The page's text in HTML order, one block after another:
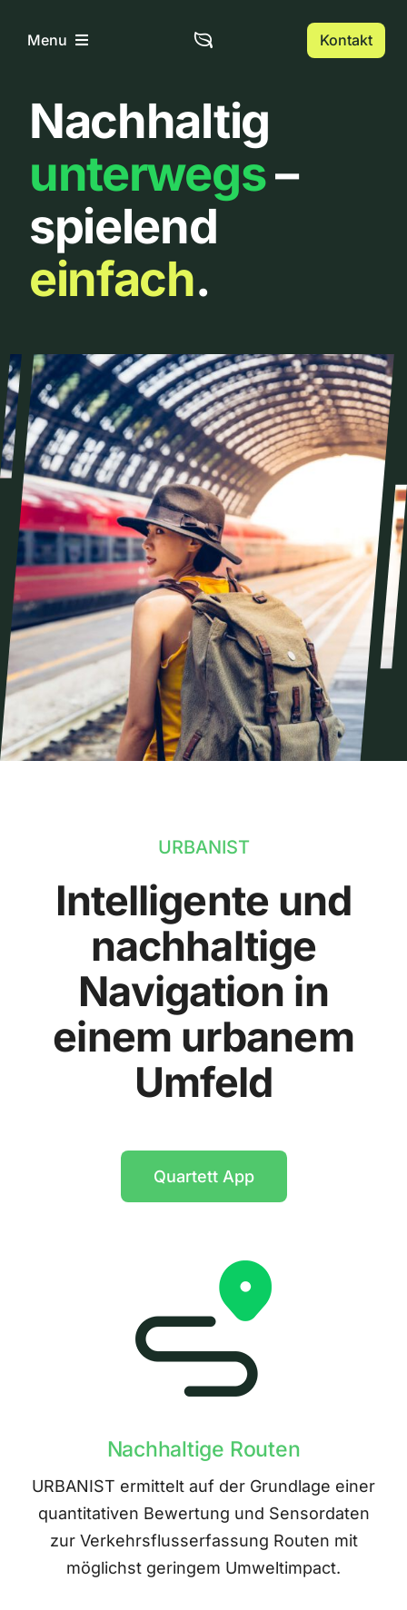
InhaltMenu
Home
Über uns
Urbanlist
Kontakt
Nachhaltig
unterwegs–
spielend
einfach.
URBANIST
Intelligente und
nachhaltige
Navigation in
einem urbanem
Umfeld
Quartett App
Nachhaltige Routen
URBANIST ermittelt auf der Grundlage einer
quantitativen Bewertung und Sensordaten
zur Verkehrsflusserfassung Routen mit
möglichst geringem Umweltimpact.